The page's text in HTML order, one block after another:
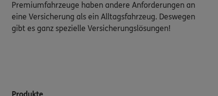
Premiumfahrzeuge haben andere Anforderungen an
eine Versicherung als ein Alltagsfahrzeug. Deswegen
gibt es ganz spezielle Versicherungslösungen!